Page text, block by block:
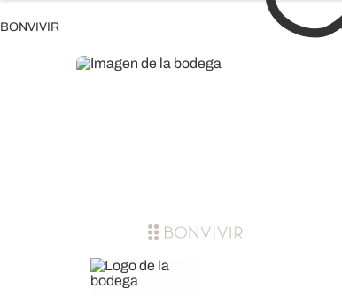
BONVIVIR